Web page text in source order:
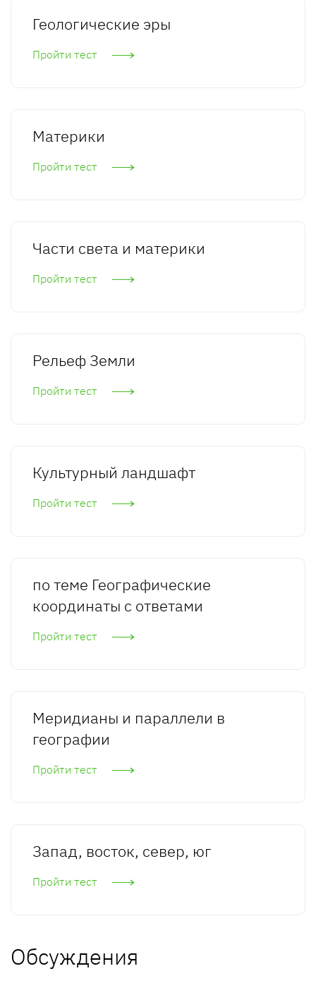
Геологические эры
Пройти тест
Материки
Пройти тест
Части света и материки
Пройти тест
Рельеф Земли
Пройти тест
Культурный ландшафт
Пройти тест
по теме Географические
координаты с ответами
Пройти тест
Меридианы и параллели в
географии
Пройти тест
Запад, восток, север, юг
Пройти тест
Обсуждения